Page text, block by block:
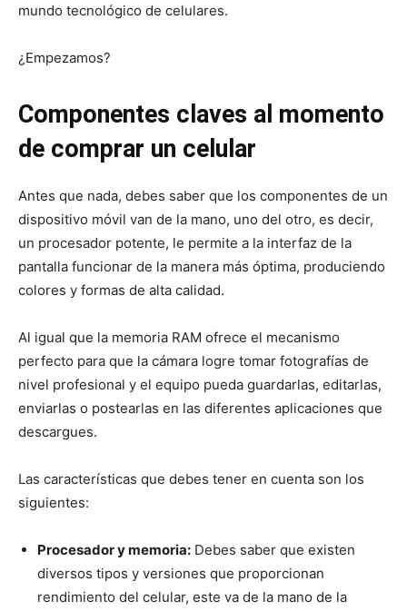
mundo tecnológico de celulares.
¿Empezamos?
Componentes claves al momento
de comprar un celular
Antes que nada, debes saber que los componentes de un
dispositivo móvil van de la mano, uno del otro, es decir,
un procesador potente, le permite a la interfaz de la
pantalla funcionar de la manera más óptima, produciendo
colores y formas de alta calidad.
Al igual que la memoria RAM ofrece el mecanismo
perfecto para que la cámara logre tomar fotografías de
nivel profesional y el equipo pueda guardarlas, editarlas,
enviarlas o postearlas en las diferentes aplicaciones que
descargues.
Las características que debes tener en cuenta son los
siguientes:
Procesador y memoria: Debes saber que existen
diversos tipos y versiones que proporcionan
rendimiento del celular, este va de la mano de la